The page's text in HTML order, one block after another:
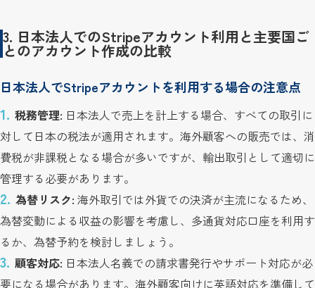
3. 日本法人でのStripeアカウント利用と主要国ご
とのアカウント作成の比較
日本法人でStripeアカウントを利用する場合の注意点
税務管理: 日本法人で売上を計上する場合、すべての取引に
対して日本の税法が適用されます。海外顧客への販売では、消
費税が非課税となる場合が多いですが、輸出取引として適切に
管理する必要があります。
為替リスク: 海外取引では外貨での決済が主流になるため、
為替変動による収益の影響を考慮し、多通貨対応口座を利用す
るか、為替予約を検討しましょう。
顧客対応: 日本法人名義での請求書発行やサポート対応が必
要になる場合があります。海外顧客向けに英語対応を準備して